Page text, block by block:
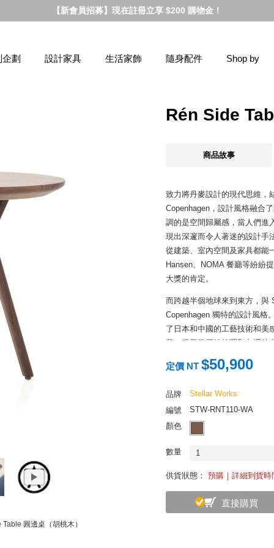
【新會員招募】現在註冊立享 $200 購物金！
劃 設計家具 生活家飾 隨身配件 Shop by
圓邊桌（胡桃木）
Rén Side
商品故事
致力將丹麥設計的現代思維，
Copenhagen，設計風格融合
調的是空間歸屬感，當人們進
現出深邃而令人著迷的設計手
從建築、室內空間及家具都能
Hansen、NOMA 餐廳等紛紛
大獎的肯定。
而跨越半個地球來到東方，與
Copenhagen 獨特的設計風格
了日本和中國的工藝技術和美
革，保留了原始紋理和色澤的
為不僅具有實用性的設計家
定價 NT $50,900
品牌
Stellar Works
編號
STW-RNT110-WA
顏色
數量 1
供貨狀態： 預購｜詳細到貨時
直接購買